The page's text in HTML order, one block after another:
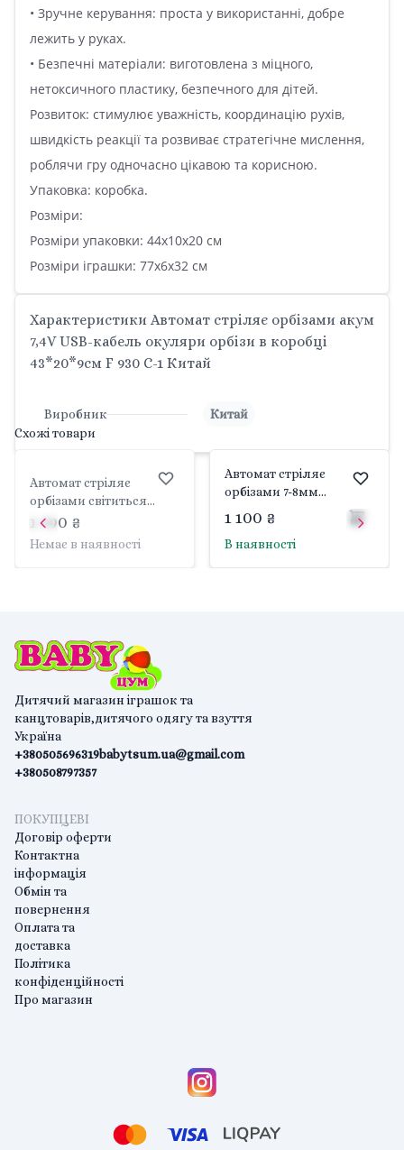
• Зручне керування: проста у використанні, добре
лежить у руках.
• Безпечні матеріали: виготовлена з міцного,
нетоксичного пластику, безпечного для дітей.
Розвиток: стимулює уважність, координацію рухів,
швидкість реакції та розвиває стратегічне мислення,
роблячи гру одночасно цікавою та корисною.
Упаковка: коробка.
Розміри:
Розміри упаковки: 44х10х20 см
Розміри іграшки: 77х6х32 см
Характеристики Автомат стріляє орбізами акум
7,4V USB-кабель окуляри орбізи в коробці
43*20*9см F 930 C-1 Китай
Виробник
Китай
Схожі товари
Автомат стріляє
орбізами світиться
акум 7,4V USB-кабель
окуляри орбізи в
1 490 ₴
Немає в наявності
Автомат стріляє
орбізами 7-8мм
USB-кабель окуляри у
коробці 43*21*9см RS00-
1 100 ₴
В наявності
Дитячий магазин іграшок та
канцтоварів,дитячого одягу та взуття
Україна
+380505696319
+380508797357
babytsum.ua@gmail.com
ПОКУПЦЕВІ
Договір оферти
Контактна
інформація
Обмін та
повернення
Оплата та
доставка
Політика
конфіденційності
Про магазин